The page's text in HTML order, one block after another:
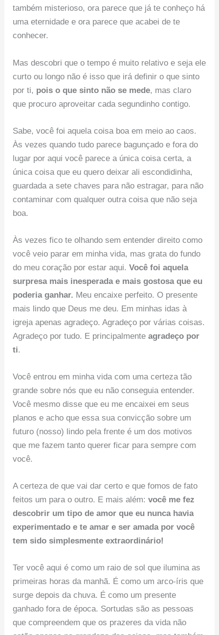
também misterioso, ora parece que já te conheço há
uma eternidade e ora parece que acabei de te
conhecer.
Mas descobri que o tempo é muito relativo e seja ele
curto ou longo não é isso que irá definir o que sinto
por ti, pois o que sinto não se mede, mas claro
que procuro aproveitar cada segundinho contigo.
Sabe, você foi aquela coisa boa em meio ao caos.
Às vezes quando tudo parece bagunçado e fora do
lugar por aqui você parece a única coisa certa, a
única coisa que eu quero deixar ali escondidinha,
guardada a sete chaves para não estragar, para não
contaminar com qualquer outra coisa que não seja
boa.
Às vezes fico te olhando sem entender direito como
você veio parar em minha vida, mas grata do fundo
do meu coração por estar aqui.Você foi aquela
surpresa mais inesperada e mais gostosa que eu
poderia ganhar. Meu encaixe perfeito. O presente
mais lindo que Deus me deu. Em minhas idas à
igreja apenas agradeço. Agradeço por várias coisas.
Agradeço por tudo. E principalmente agradeço por
ti.
Você entrou em minha vida com uma certeza tão
grande sobre nós que eu não conseguia entender.
Você mesmo disse que eu me encaixei em seus
planos e acho que essa sua convicção sobre um
futuro (nosso) lindo pela frente é um dos motivos
que me fazem tanto querer ficar para sempre com
você.
A certeza de que vai dar certo e que fomos de fato
feitos um para o outro. E mais além:você me fez
descobrir um tipo de amor que eu nunca havia
experimentado e te amar e ser amada por você
tem sido simplesmente extraordinário!
Ter você aqui é como um raio de sol que ilumina as
primeiras horas da manhã. É como um arco-íris que
surge depois da chuva. É como um presente
ganhado fora de época. Sortudas são as pessoas
que compreendem que os prazeres da vida não